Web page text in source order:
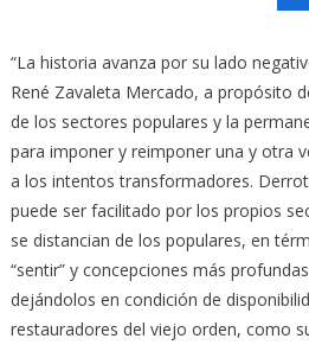
“La historia avanza por su lado
René Zavaleta Mercado, a propósito
de los sectores populares y la
para imponer y reimponer una y otra
a los intentos transformadores.
puede ser facilitado por los propios
se distancian de los populares, en
“sentir” y concepciones más
dejándolos en condición de
restauradores del viejo orden, como